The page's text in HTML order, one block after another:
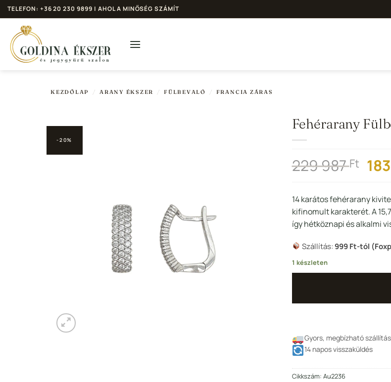
Skip
to
content
TELEFON: +36 20 230 9899 | AHOL A MINŐSÉG SZÁMÍT
KEZDŐLAP / ARANY ÉKSZER / FÜLBEVALÓ / FRANCIA ZÁRAS
-20%
Fehérarany
229 987Ft
229
14 karátos fehérarany
kifinomult karakterét. A
így hétköznapi és alkalmi
Szállítás:999 Ft-tól
1 készleten
Gyors, megbízható szállítás
14 napos visszaküldés
Cikkszám: Au2236